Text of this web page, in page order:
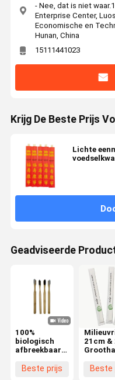
- Nee, dat is niet
Enterprise Center,
Economische en
Hunan, China
15111441023
Krijg De Beste Prijs
Lichte
Geadviseerde
100%
biologisch
afbreekbaar
Custom logo
Beste prijs
21cm &
Houten
Beste